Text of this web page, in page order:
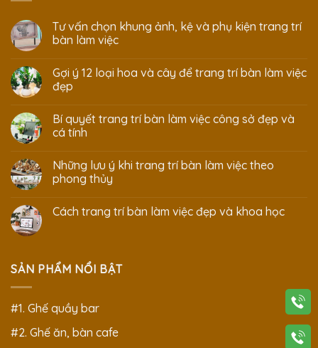
Tư vấn chọn khung ảnh, kệ và phụ kiện trang trí
bàn làm việc
Gợi ý 12 loại hoa và cây để trang trí bàn làm việc
đẹp
Bí quyết trang trí bàn làm việc công sở đẹp và
cá tính
Những lưu ý khi trang trí bàn làm việc theo
phong thủy
Cách trang trí bàn làm việc đẹp và khoa học
SẢN PHẨM NỔI BẬT
#1. Ghế quầy bar
#2. Ghế ăn, bàn cafe